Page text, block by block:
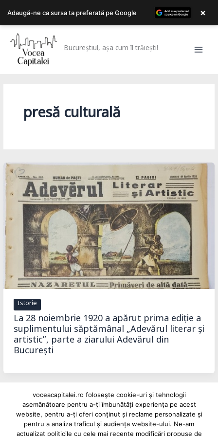
content
Bucureștiul, așa cum îl trăiești!
presă culturală
Istorie
La 28 noiembrie 1920 a apărut prima ediție a
suplimentului săptămânal „Adevărul literar și
artistic”, parte a ziarului Adevărul din
București
Reclame și advertoriale pe Vocea Capitalei
Adaugă-ne ca sursa ta preferată pe Google ×
voceacapitalei.ro folosește cookie-uri și tehnologii
asemănătoare pentru a-ți îmbunătăți experiența pe acest
website, pentru a-ți oferi conținut și reclame personalizate și
pentru a analiza traficul și audiența website-ului. Ne-am
actualizat politicile cu cele mai recente modificări propuse de